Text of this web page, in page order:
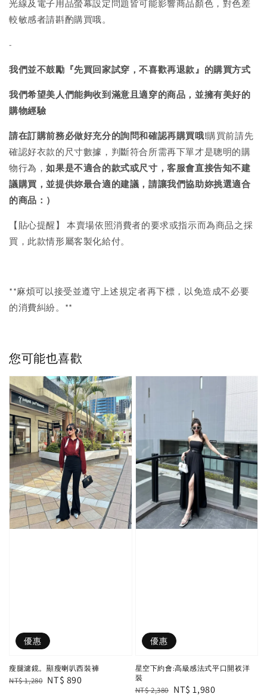
光線及電子用品螢幕設定問題皆可能影響商品顏色，對色差
較敏感者請斟酌購買哦。
-
我們並不鼓勵『先買回家試穿，不喜歡再退款』的購買方式
我們希望美人們能夠收到滿意且適穿的商品，並擁有美好的
購物經驗
請在訂購前務必做好充分的詢問和確認再購買哦!購買前請先
確認好衣款的尺寸數據，判斷符合所需再下單才是聰明的購
物行為，如果是不適合的款式或尺寸，客服會直接告知不建
議購買，並提供妳最合適的建議，請讓我們協助妳挑選適合
的商品：）
【貼心提醒】 本賣場依照消費者的要求或指示而為商品之採
買，此款情形屬客製化給付。
**麻煩可以接受並遵守上述規定者再下標，以免造成不必要
的消費糾紛。**
您可能也喜歡
優惠
瘦腿濾鏡。顯瘦喇叭西裝褲
Regular
NT$ 1,280 Sale
NT$ 890
優惠
星空下約會:高級感法式平口開衩洋
裝
Regular
NT$ 2,380 Sale
NT$ 1,980